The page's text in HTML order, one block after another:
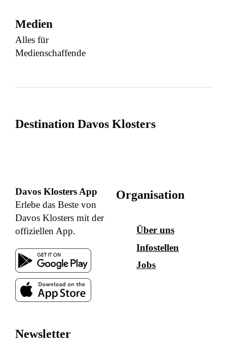
Medien
Alles für
Medienschaffende
Destination Davos Klosters
Davos Klosters App
Erlebe das Beste von
Davos Klosters mit der
offiziellen App.
Organisation
Über uns
Infostellen
Jobs
Newsletter